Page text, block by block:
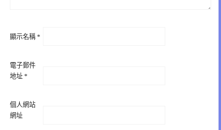
顯示名稱 *
電子郵件
地址 *
個人網站
網址